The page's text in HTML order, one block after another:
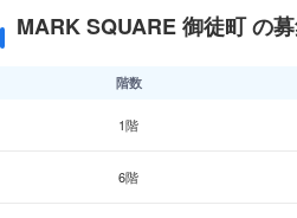
MARK SQUARE 御徒町 の
階数
1階
6階